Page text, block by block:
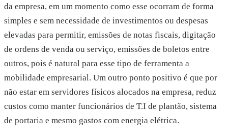
da empresa, em um momento como esse ocorram de forma
simples e sem necessidade de investimentos ou despesas
elevadas para permitir, emissões de notas fiscais, digitação
de ordens de venda ou serviço, emissões de boletos entre
outros, pois é natural para esse tipo de ferramenta a
mobilidade empresarial. Um outro ponto positivo é que por
não estar em servidores físicos alocados na empresa, reduz
custos como manter funcionários de T.I de plantão, sistema
de portaria e mesmo gastos com energia elétrica.